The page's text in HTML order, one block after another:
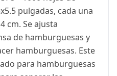
pulgadas, cada una
cm. Se ajusta
de hamburguesas y
hamburguesas. Este
para hamburguesas